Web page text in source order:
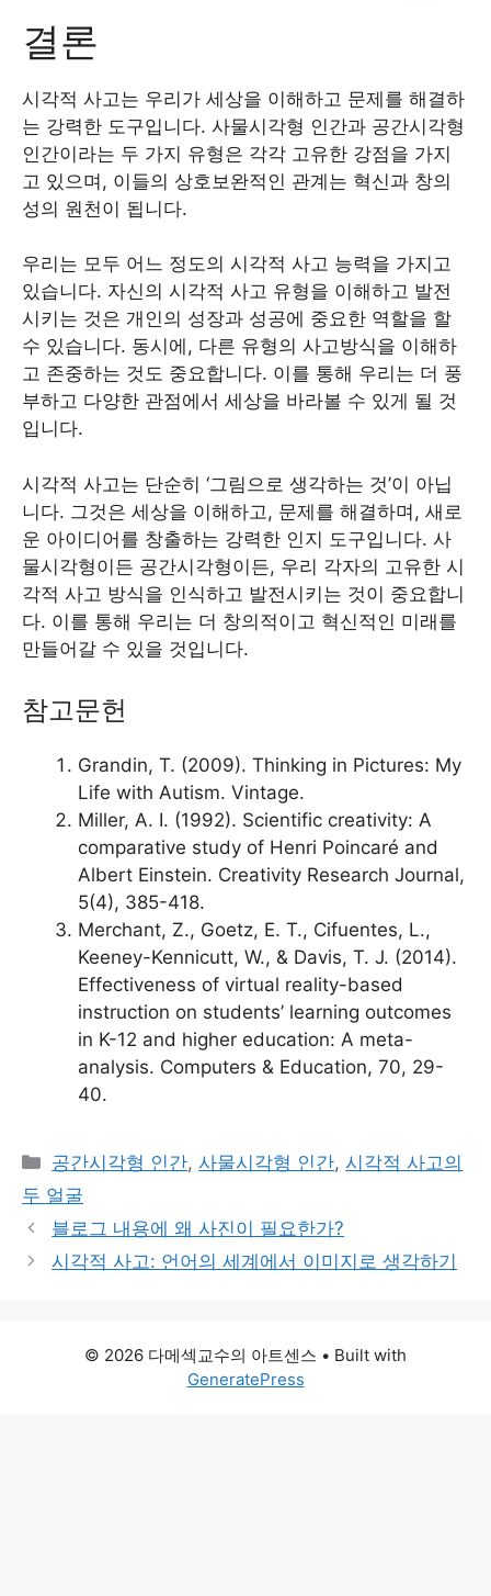
결론
시각적 사고는 우리가 세상을 이해하고 문제를 해결하
는 강력한 도구입니다. 사물시각형 인간과 공간시각형
인간이라는 두 가지 유형은 각각 고유한 강점을 가지
고 있으며, 이들의 상호보완적인 관계는 혁신과 창의
성의 원천이 됩니다.
우리는 모두 어느 정도의 시각적 사고 능력을 가지고
있습니다. 자신의 시각적 사고 유형을 이해하고 발전
시키는 것은 개인의 성장과 성공에 중요한 역할을 할
수 있습니다. 동시에, 다른 유형의 사고방식을 이해하
고 존중하는 것도 중요합니다. 이를 통해 우리는 더 풍
부하고 다양한 관점에서 세상을 바라볼 수 있게 될 것
입니다.
시각적 사고는 단순히 ‘그림으로 생각하는 것’이 아닙
니다. 그것은 세상을 이해하고, 문제를 해결하며, 새로
운 아이디어를 창출하는 강력한 인지 도구입니다. 사
물시각형이든 공간시각형이든, 우리 각자의 고유한 시
각적 사고 방식을 인식하고 발전시키는 것이 중요합니
다. 이를 통해 우리는 더 창의적이고 혁신적인 미래를
만들어갈 수 있을 것입니다.
참고문헌
Grandin, T. (2009). Thinking in Pictures: My
Life with Autism. Vintage.
Miller, A. I. (1992). Scientific creativity: A
comparative study of Henri Poincaré and
Albert Einstein. Creativity Research Journal,
5(4), 385-418.
Merchant, Z., Goetz, E. T., Cifuentes, L.,
Keeney-Kennicutt, W., & Davis, T. J. (2014).
Effectiveness of virtual reality-based
instruction on students’ learning outcomes
in K-12 and higher education: A meta-
analysis. Computers & Education, 70, 29-
40.
Categories
공간시각형 인간,사물시각형 인간,시각적 사고의
두 얼굴
블로그 내용에 왜 사진이 필요한가?
시각적 사고: 언어의 세계에서 이미지로 생각하기
© 2026 다메섹교수의 아트센스 • Built with
GeneratePress